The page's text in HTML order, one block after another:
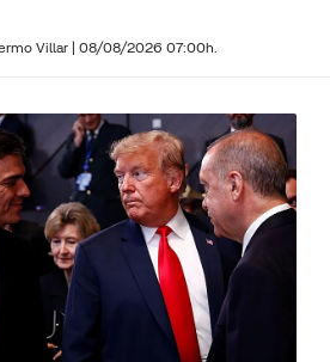
Villar | 08/08/2026 07:00h.